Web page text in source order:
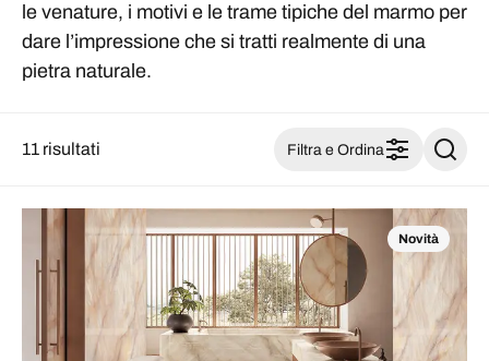
le venature, i motivi e le trame tipiche del marmo per
dare l’impressione che si tratti realmente di una
pietra naturale.
11 risultati Filtra e Ordina
Novità